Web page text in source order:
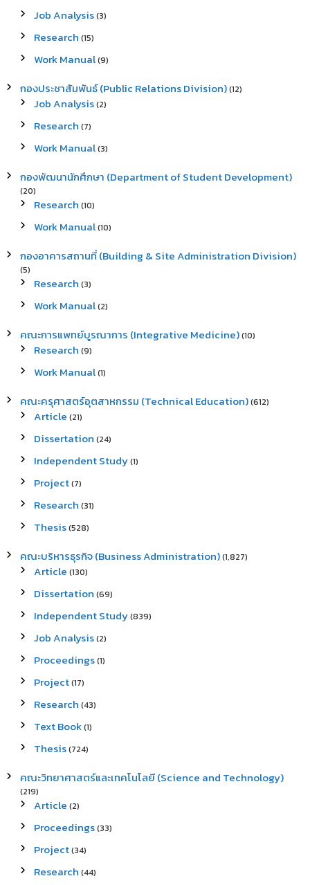
Job Analysis(3)
Research (15)
Work Manual(9)
กองประชาสัมพันธ์ (Public Relations Division)(12)
Job Analysis(2)
Research (7)
Work Manual(3)
กองพัฒนานักศึกษา (Department of Student Development)
(20)
Research (10)
Work Manual(10)
กองอาคารสถานที่ (Building & Site Administration Division)
(5)
Research (3)
Work Manual(2)
คณะการแพทย์บูรณาการ (Integrative Medicine)(10)
Research (9)
Work Manual(1)
คณะครุศาสตร์อุตสาหกรรม (Technical Education)(612)
Article (21)
Dissertation (24)
Independent Study(1)
Project(7)
Research (31)
Thesis(528)
คณะบริหารธุรกิจ (Business Administration)(1,827)
Article (130)
Dissertation (69)
Independent Study(839)
Job Analysis(2)
Proceedings(1)
Project(17)
Research (43)
Text Book(1)
Thesis(724)
คณะวิทยาศาสตร์และเทคโนโลยี (Science and Technology)
(219)
Article (2)
Proceedings(33)
Project(34)
Research (44)